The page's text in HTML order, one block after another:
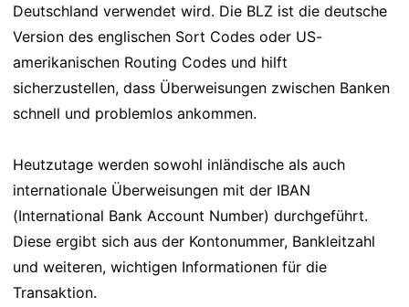
Deutschland verwendet wird. Die BLZ ist die deutsche
Version des englischen Sort Codes oder US-
amerikanischen Routing Codes und hilft
sicherzustellen, dass Überweisungen zwischen Banken
schnell und problemlos ankommen.
Heutzutage werden sowohl inländische als auch
internationale Überweisungen mit der IBAN
(International Bank Account Number) durchgeführt.
Diese ergibt sich aus der Kontonummer, Bankleitzahl
und weiteren, wichtigen Informationen für die
Transaktion.